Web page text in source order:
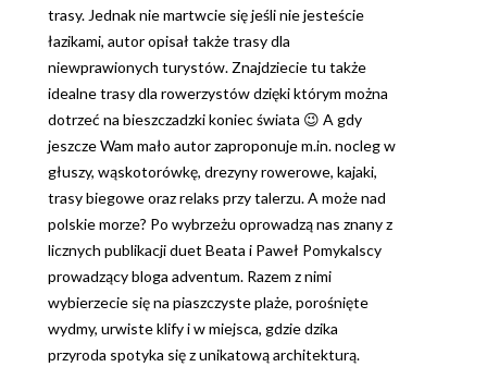
trasy. Jednak nie martwcie się jeśli nie jesteście
łazikami, autor opisał także trasy dla
niewprawionych turystów. Znajdziecie tu także
idealne trasy dla rowerzystów dzięki którym można
dotrzeć na bieszczadzki koniec świata 😉 A gdy
jeszcze Wam mało autor zaproponuje m.in. nocleg w
głuszy, wąskotorówkę, drezyny rowerowe, kajaki,
trasy biegowe oraz relaks przy talerzu. A może nad
polskie morze? Po wybrzeżu oprowadzą nas znany z
licznych publikacji duet Beata i Paweł Pomykalscy
prowadzący bloga adventum. Razem z nimi
wybierzecie się na piaszczyste plaże, porośnięte
wydmy, urwiste klify i w miejsca, gdzie dzika
przyroda spotyka się z unikatową architekturą.